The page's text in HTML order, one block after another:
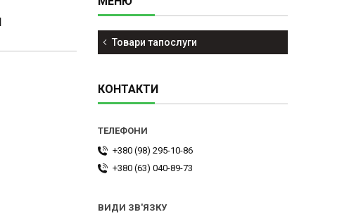
Товари тапослуги
КОНТАКТИ
+380 (98) 295-10-86
+380 (63) 040-89-73